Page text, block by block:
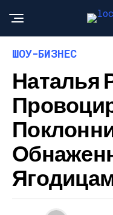
ШОУ-БИЗНЕС
Наталья